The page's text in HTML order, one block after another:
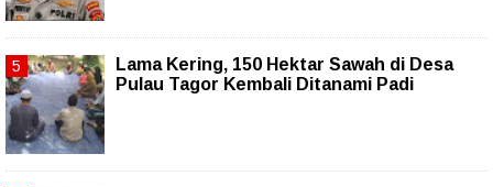
Lama Kering, 150 Hektar Sawah di Desa
Pulau Tagor Kembali Ditanami Padi